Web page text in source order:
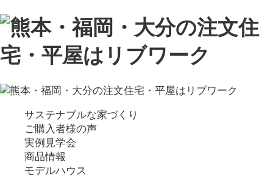
サステナブルな家づくり
ご購入者様の声
実例見学会
商品情報
モデルハウス